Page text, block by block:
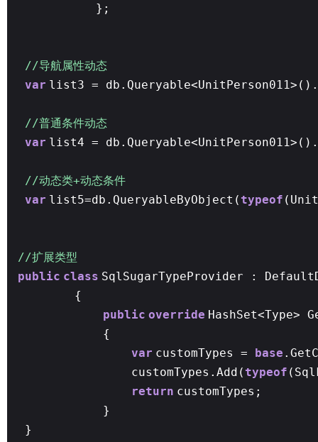
};
//导航属性动态
var list3 =
//普通条件动态
var list4 =
//动态类+动态条件
var list5=db.QueryableByObject(typeof
//扩展类型
public class SqlSugarTypeProvider :
{
public override HashSet<Type>
{
var customTypes = base
customTypes.Add(typeof
return customTypes;
}
}